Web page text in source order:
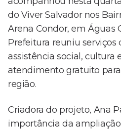
do Viver Salvador nos
Arena Condor, em Águas
Prefeitura reuniu serviços
assistência social, cultura
atendimento gratuito
região.
Criadora do projeto, Ana
importância da